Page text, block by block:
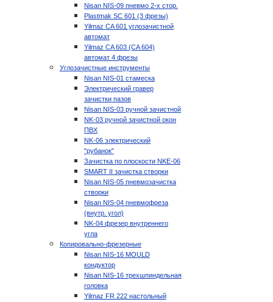
Nisan NIS-09 пневмо 2-х стор.
Plastmak SC 601 (3 фрезы)
Yilmaz CA 601 углозачистной
автомат
Yilmaz CA 603 (CA 604)
автомат 4 фрезы
Углозачистные инструменты
Nisan NIS-01 стамеска
Электрический гравер
зачистки пазов
Nisan NIS-03 ручной зачистной
NK-03 ручной зачистной окон
ПВХ
NK-06 электрический
"рубанок"
Зачистка по плоскости NKE-06
SMART II зачистка створки
Nisan NIS-05 пневмозачистка
створки
Nisan NIS-04 пневмофреза
(внутр. угол)
NK-04 фрезер внутреннего
угла
Копировально-фрезерные
Nisan NIS-16 MOULD
кондуктор
Nisan NIS-16 трехшпиндельная
головка
Yilmaz FR 222 настольный